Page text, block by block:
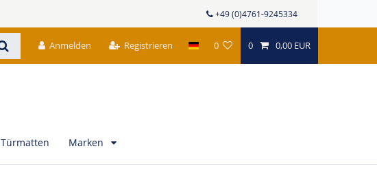
+49 (0)4761-9245334
Anmelden Registrieren 0 0 0,00 EUR
Türmatten Marken